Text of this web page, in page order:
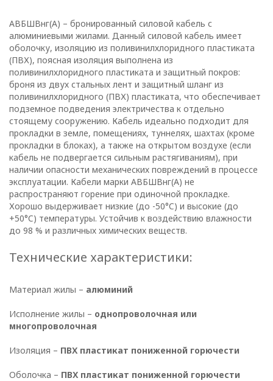
АВБШВнг(А) – бронированный силовой кабель с
алюминиевыми жилами. Данный силовой кабель имеет
оболочку, изоляцию из поливинилхлоридного пластиката
(ПВХ), поясная изоляция выполнена из
поливинилхлоридного пластиката и защитный покров:
броня из двух стальных лент и защитный шланг из
поливинилхлоридного (ПВХ) пластиката, что обеспечивает
подземное подведения электричества к отдельно
стоящему сооружению. Кабель идеально подходит для
прокладки в земле, помещениях, туннелях, шахтах (кроме
прокладки в блоках), а также на открытом воздухе (если
кабель не подвергается сильным растягиваниям), при
наличии опасности механических повреждений в процессе
эксплуатации. Кабели марки АВБШВнг(А) не
распространяют горение при одиночной прокладке.
Хорошо выдерживает низкие (до -50°C) и высокие (до
+50°C) температуры. Устойчив к воздействию влажности
до 98 % и различных химических веществ.
Технические характеристики:
Материал жилы – алюминий
Исполнение жилы – однопроволочная или
многопроволочная
Изоляция – ПВХ пластикат пониженной горючести
Оболочка – ПВХ пластикат пониженной горючести
ПОЛИТИКА
ОПЕРАТОРА
В
отношении
обработки
персональных
данных
Общество с ограниченной
ответственностью